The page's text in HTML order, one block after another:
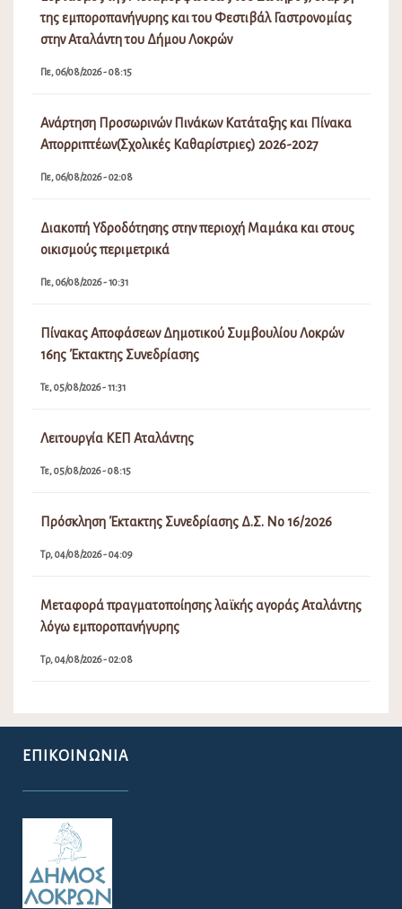
της εμποροπανήγυρης και του Φεστιβάλ Γαστρονομίας
στην Αταλάντη του Δήμου Λοκρών
Πε, 06/08/2026 - 08:15
Ανάρτηση Προσωρινών Πινάκων Κατάταξης και Πίνακα
Απορριπτέων(Σχολικές Καθαρίστριες) 2026-2027
Πε, 06/08/2026 - 02:08
Διακοπή Υδροδότησης στην περιοχή Μαμάκα και στους
οικισμούς περιμετρικά
Πε, 06/08/2026 - 10:31
Πίνακας Αποφάσεων Δημοτικού Συμβουλίου Λοκρών
16ης Έκτακτης Συνεδρίασης
Τε, 05/08/2026 - 11:31
Λειτουργία ΚΕΠ Αταλάντης
Τε, 05/08/2026 - 08:15
Πρόσκληση Έκτακτης Συνεδρίασης Δ.Σ. Νο 16/2026
Τρ, 04/08/2026 - 04:09
Μεταφορά πραγματοποίησης λαϊκής αγοράς Αταλάντης
λόγω εμποροπανήγυρης
Τρ, 04/08/2026 - 02:08
ΕΠΙΚΟΙΝΩΝΊΑ